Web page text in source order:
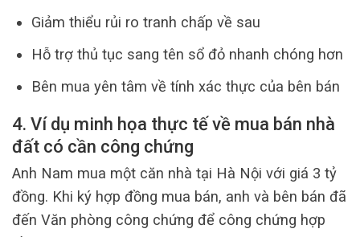
Giảm thiểu rủi ro tranh chấp về sau
Hỗ trợ thủ tục sang tên sổ đỏ nhanh chóng hơn
Bên mua yên tâm về tính xác thực của bên bán
4. Ví dụ minh họa thực tế về mua bán nhà
đất có cần công chứng
Anh Nam mua một căn nhà tại Hà Nội với giá 3 tỷ
đồng. Khi ký hợp đồng mua bán, anh và bên bán đã
đến Văn phòng công chứng để công chứng hợp